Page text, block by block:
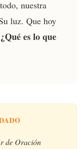
nuestra
luz. Que hoy
¿Qué es lo que
de Oración